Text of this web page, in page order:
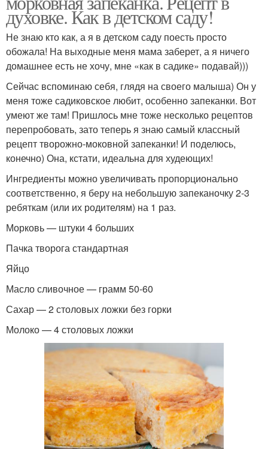
духовке. Как в детском саду!
Не знаю кто как, а я в детском саду поесть просто
обожала! На выходные меня мама заберет, а я ничего
домашнее есть не хочу, мне «как в садике» подавай)))
Сейчас вспоминаю себя, глядя на своего малыша) Он у
меня тоже садиковское любит, особенно запеканки. Вот
умеют же там! Пришлось мне тоже несколько рецептов
перепробовать, зато теперь я знаю самый классный
рецепт творожно-моковной запеканки! И поделюсь,
конечно) Она, кстати, идеальна для худеющих!
Ингредиенты можно увеличивать пропорционально
соответственно, я беру на небольшую запеканочку 2-3
ребяткам (или их родителям) на 1 раз.
Морковь — штуки 4 больших
Пачка творога стандартная
Яйцо
Масло сливочное — грамм 50-60
Сахар — 2 столовых ложки без горки
Молоко — 4 столовых ложки